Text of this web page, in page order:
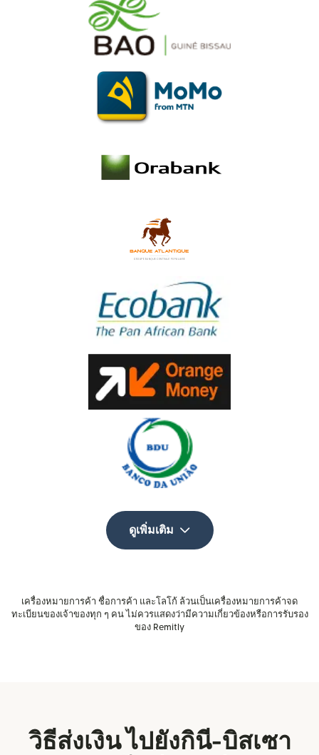
ดูเพิ่มเติม
เครื่องหมายการค้า ชื่อการค้า และโลโก้ ล้วนเป็นเครื่องหมายการค้าจด
ทะเบียนของเจ้าของทุก ๆ คน ไม่ควรแสดงว่ามีความเกี่ยวข้องหรือการรับรอง
ของ Remitly
วิธีส่งเงิน ไปยังกินี-บิสเซา